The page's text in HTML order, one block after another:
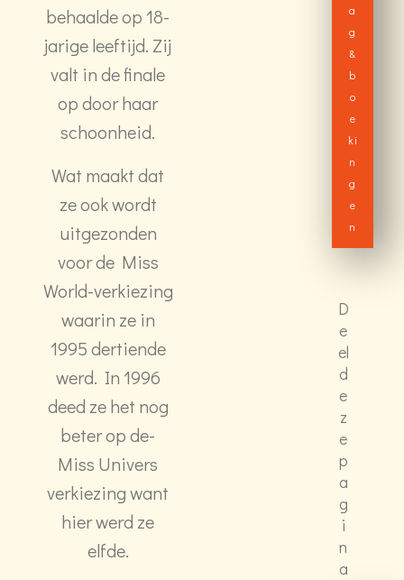
behaalde op 18-
jarige leeftijd. Zij
valt in de finale
op door haar
schoonheid.
Wat maakt dat
ze ook wordt
uitgezonden
voor de Miss
World-verkiezing
waarin ze in
1995 dertiende
werd. In 1996
deed ze het nog
beter op de-
Miss Univers
verkiezing want
hier werd ze
elfde.
a
g
&
b
o
e
ki
n
g
e
n
D
e
el
d
e
z
e
p
a
g
i
n
a